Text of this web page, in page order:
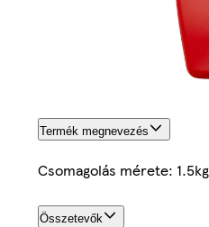
Termék megnevezés
Csomagolás mérete: 1.5kg
Összetevők